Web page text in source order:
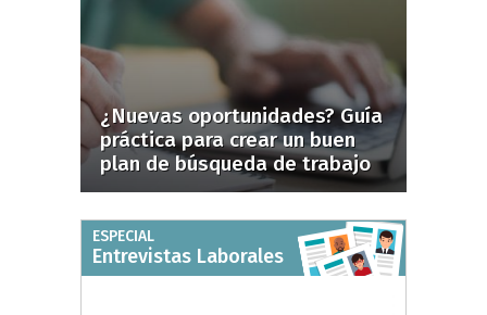
¿Nuevas oportunidades? Guía
práctica para crear un buen
plan de búsqueda de trabajo
ESPECIAL
Entrevistas Laborales